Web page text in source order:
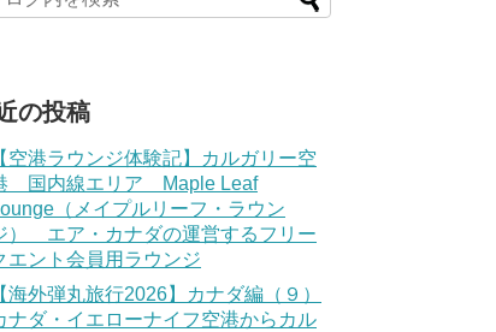
の投稿
【空港ラウンジ体験記】カルガリー空
国内線エリア Maple Leaf
（メイプルリーフ・ラウン
） エア・カナダの運営するフリー
エント会員用ラウンジ
【海外弾丸旅行2026】カナダ編（９）
ナダ・イエローナイフ空港からカル